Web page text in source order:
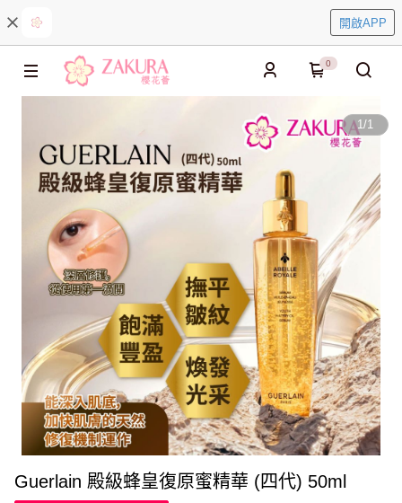
開啟APP
0
1/1
Guerlain 殿級蜂皇復原蜜精華 (四代) 50ml